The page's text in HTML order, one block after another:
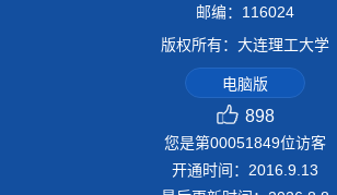
邮编：116024
版权所有：大连理工大学
电脑版
898
您是第00051849位访客
开通时间： 2016 9 13